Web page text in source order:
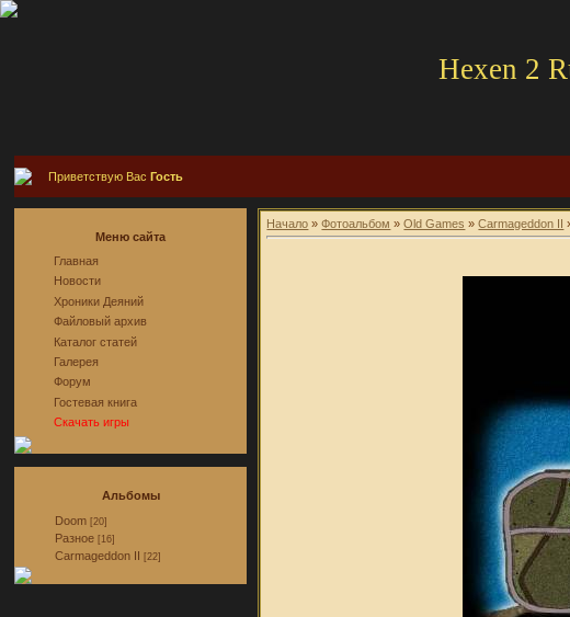
Hexen 2
Приветствую ВасГость
Меню сайта
Главная
Новости
Хроники Деяний
Файловый архив
Каталог статей
Галерея
Форум
Гостевая книга
Скачать игры
Альбомы
Doom [20]
Разное [16]
Carmageddon II [22]
Начало »Фотоальбом »Old Games »Carmageddon II